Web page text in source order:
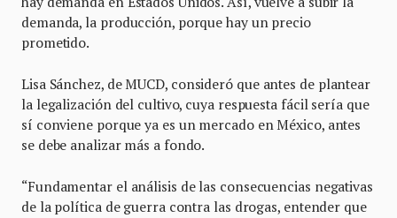
demanda, la producción, porque hay un precio
prometido.
Lisa Sánchez, de MUCD, consideró que antes de plantear
la legalización del cultivo, cuya respuesta fácil sería que
sí conviene porque ya es un mercado en México, antes
se debe analizar más a fondo.
“Fundamentar el análisis de las consecuencias negativas
de la política de guerra contra las drogas, entender que